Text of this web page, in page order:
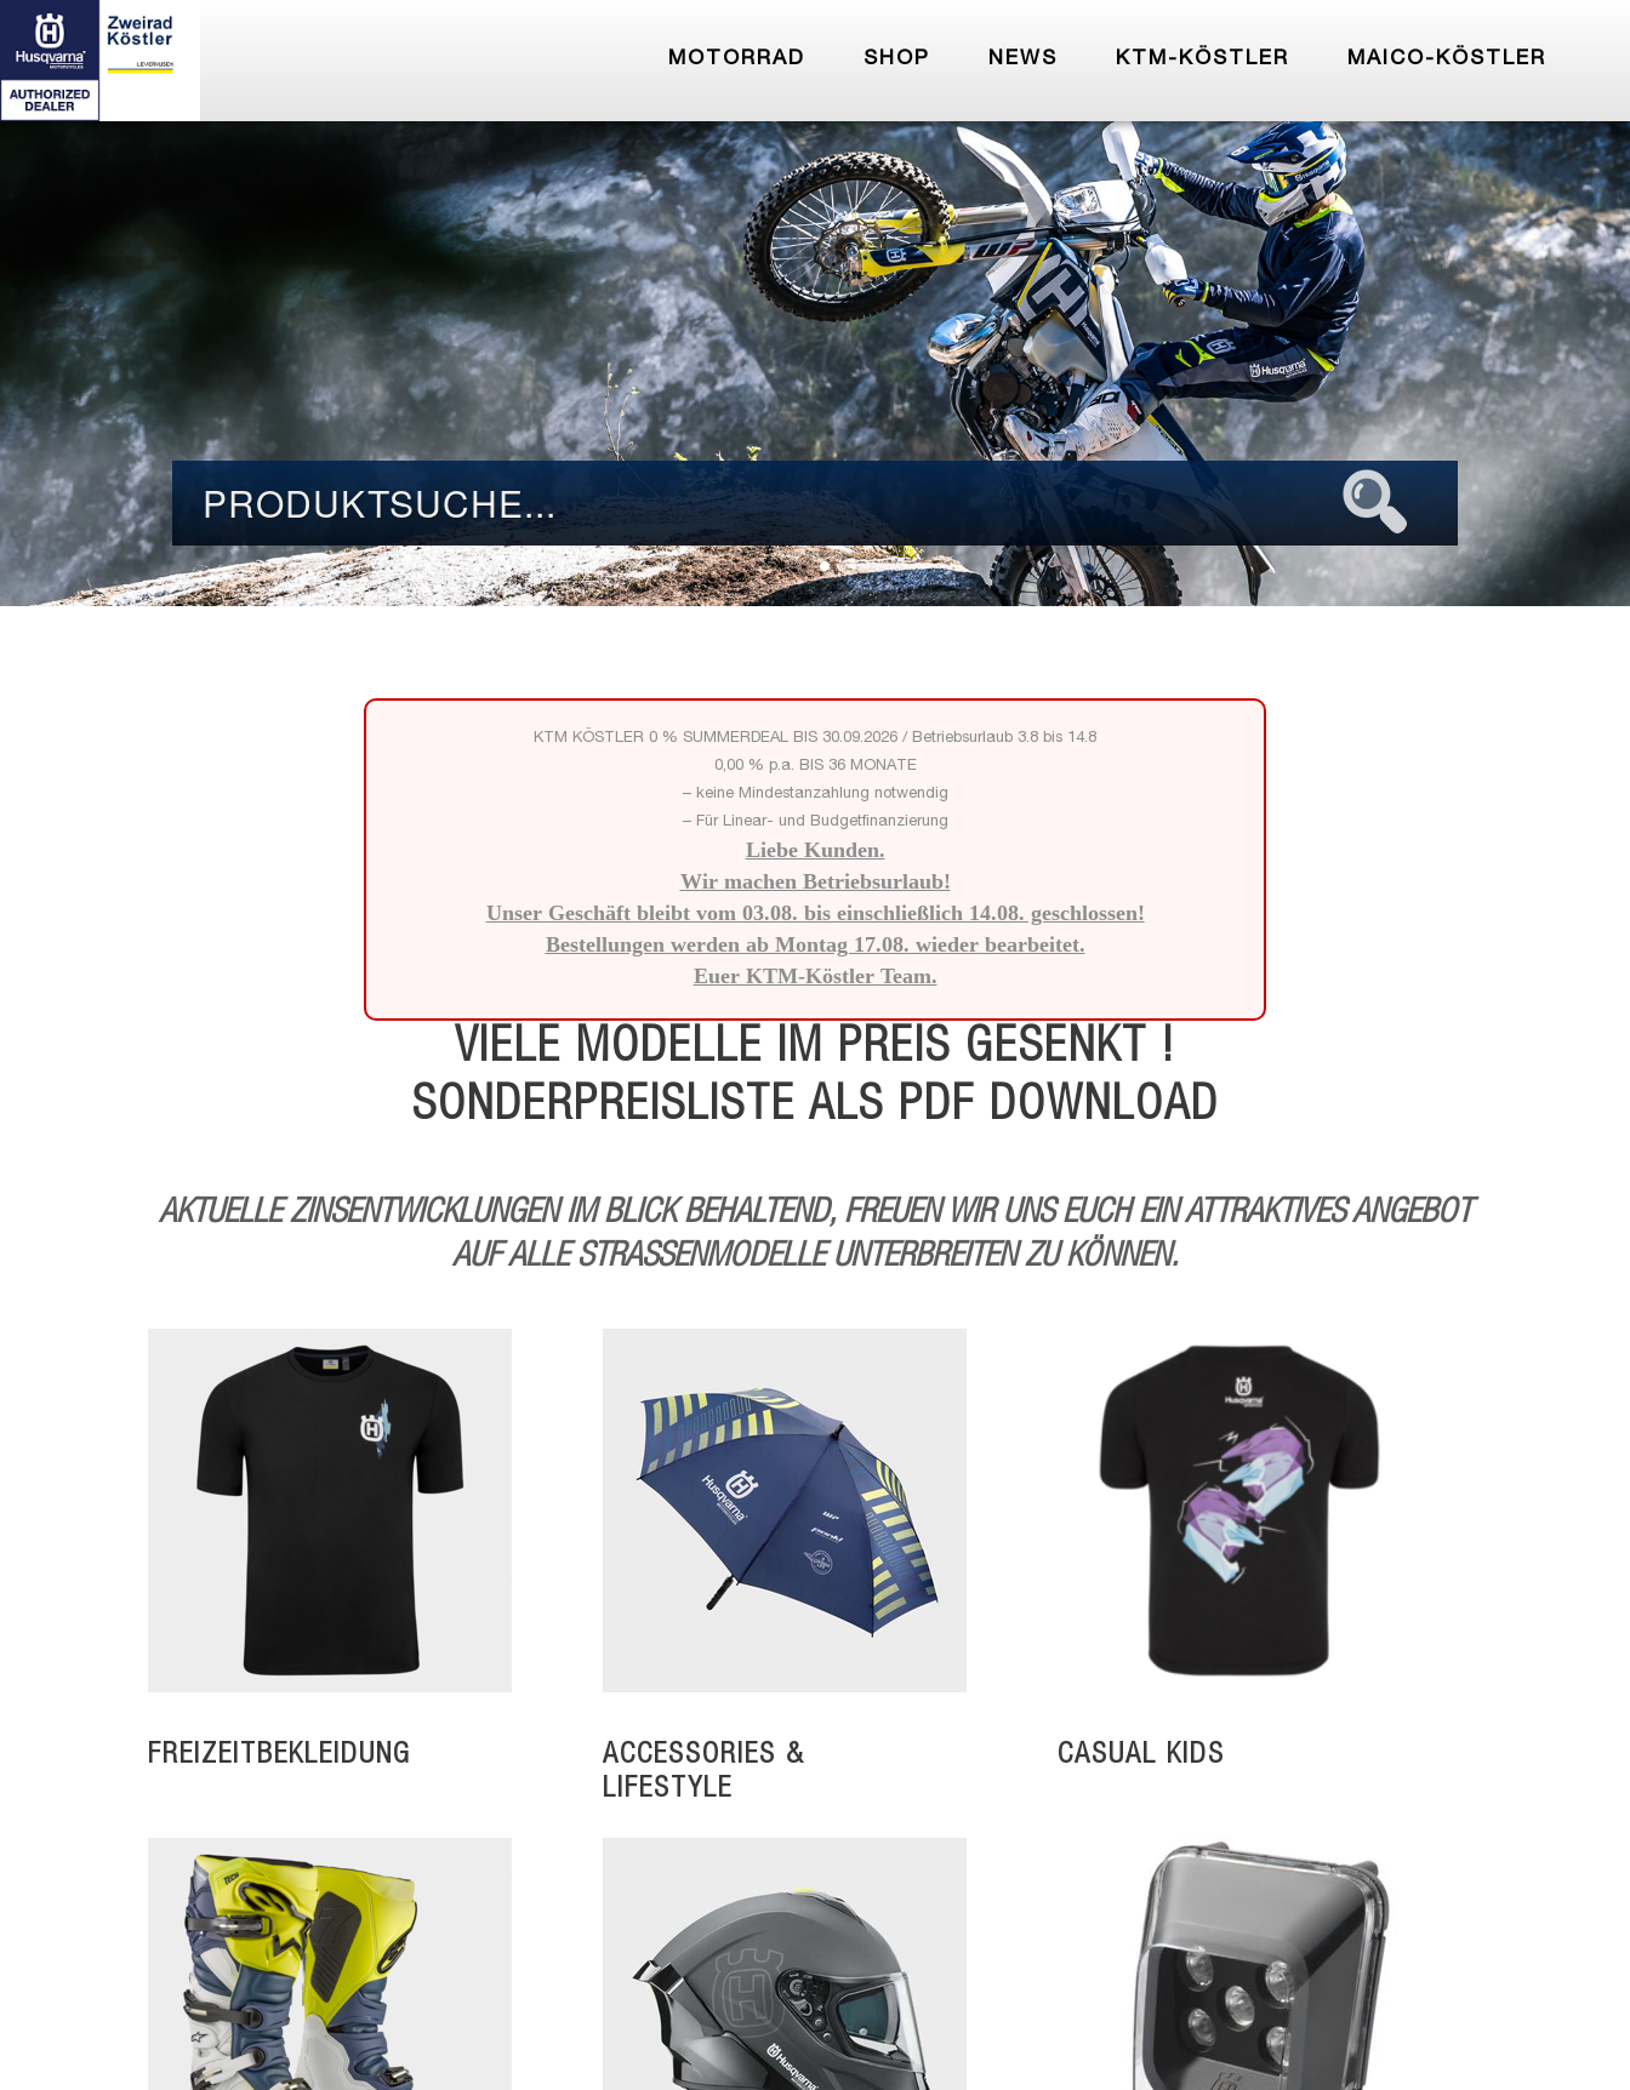
MOTORRAD SHOP NEWS KTM-KÖSTLER MAICO-KÖSTLER
KTM KÖSTLER 0 % SUMMERDEAL BIS 30.09.2026 / Betriebsurlaub 3.8 bis 14.8
0,00 % p.a. BIS 36 MONATE
– keine Mindestanzahlung notwendig
– Für Linear- und Budgetfinanzierung
Liebe Kunden.
Wir machen Betriebsurlaub!
Unser Geschäft bleibt vom 03.08. bis einschließlich 14.08. geschlossen!
Bestellungen werden ab Montag 17.08. wieder bearbeitet.
Euer KTM-Köstler Team.
VIELE MODELLE IM PREIS GESENKT !
SONDERPREISLISTE ALS PDF DOWNLOAD
AKTUELLE ZINSENTWICKLUNGEN IM BLICK BEHALTEND, FREUEN WIR UNS EUCH EIN ATTRAKTIVES ANGEBOT
AUF ALLE STRASSENMODELLE UNTERBREITEN ZU KÖNNEN.
FREIZEITBEKLEIDUNG
ACCESSORIES &
LIFESTYLE
CASUAL KIDS